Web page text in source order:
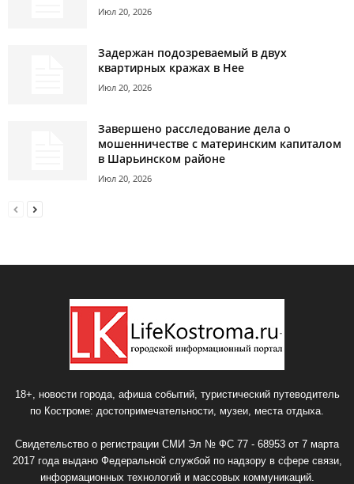
Июл 20, 2026
Задержан подозреваемый в двух
квартирных кражах в Нее
Июл 20, 2026
Завершено расследование дела о
мошенничестве с материнским капиталом
в Шарьинском районе
Июл 20, 2026
18+, новости города, афиша событий, туристический путеводитель
по Костроме: достопримечательности, музеи, места отдыха.
Свидетельство о регистрации СМИ Эл № ФС 77 - 68953 от 7 марта
2017 года выдано Федеральной службой по надзору в сфере связи,
информационных технологий и массовых коммуникаций.